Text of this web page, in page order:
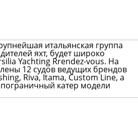
итальянская группа
яхт, будет широко
Yachting Rrendez-vous. На
12 судов ведущих брендов
Riva, Itama, Custom Line, а
катер модели